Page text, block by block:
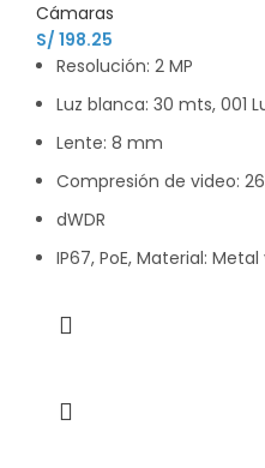
Cámaras
S/ 198.25
Resolución: 2 MP
Luz blanca: 30 mts, 001
Lente: 8 mm
Compresión de video:
dWDR
IP67, PoE, Material: